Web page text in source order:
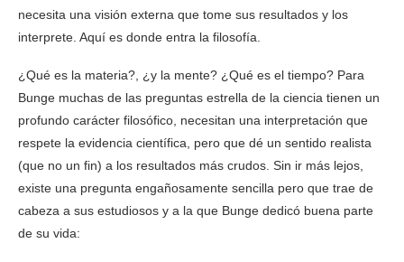
necesita una visión externa que tome sus resultados y los
interprete. Aquí es donde entra la filosofía.
¿Qué es la materia?, ¿y la mente? ¿Qué es el tiempo? Para
Bunge muchas de las preguntas estrella de la ciencia tienen un
profundo carácter filosófico, necesitan una interpretación que
respete la evidencia científica, pero que dé un sentido realista
(que no un fin) a los resultados más crudos. Sin ir más lejos,
existe una pregunta engañosamente sencilla pero que trae de
cabeza a sus estudiosos y a la que Bunge dedicó buena parte
de su vida: